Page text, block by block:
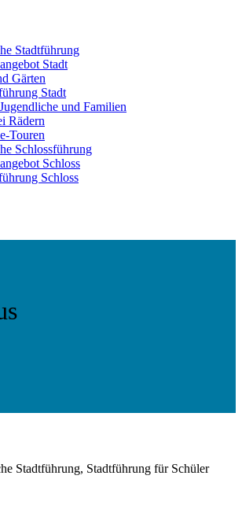
Stadtführung
Stadt
Gärten
Stadt
und Familien
Rädern
Touren
Schlossführung
Schloss
Schloss
Stadtführung, Stadtführung für Schüler